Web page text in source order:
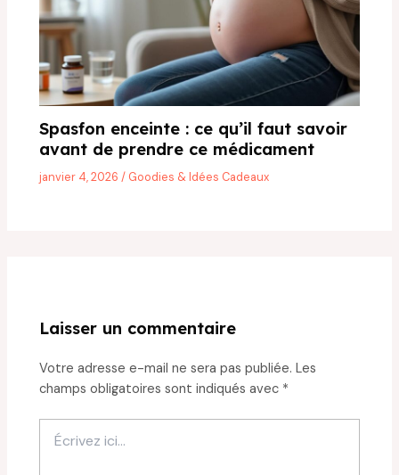
Spasfon enceinte : ce qu’il faut savoir
avant de prendre ce médicament
janvier 4, 2026/ Goodies & Idées Cadeaux
Laisser un commentaire
Votre adresse e-mail ne sera pas publiée. Les
champs obligatoires sont indiqués avec *
ici…